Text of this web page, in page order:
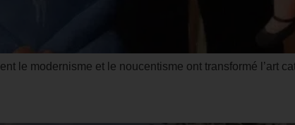
le modernisme et le noucentisme ont transformé l’art